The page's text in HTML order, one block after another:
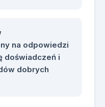
na odpowiedzi
doświadczeń i
dobrych